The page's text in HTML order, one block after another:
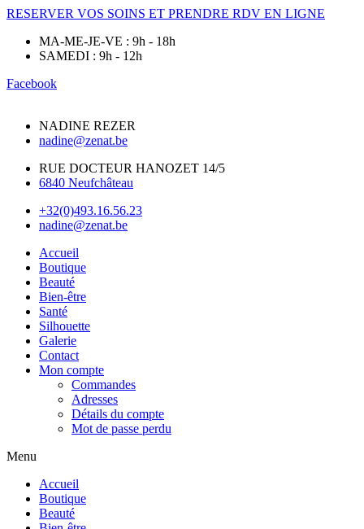
RESERVER VOS SOINS ET PRENDRE RDV EN LIGNE
MA-ME-JE-VE : 9h - 18h
SAMEDI : 9h - 12h
Facebook
NADINE REZER
nadine@zenat.be
RUE DOCTEUR HANOZET 14/5
6840 Neufchâteau
+32(0)493.16.56.23
nadine@zenat.be
Accueil
Boutique
Beauté
Bien-être
Santé
Silhouette
Galerie
Contact
Mon compte
Commandes
Adresses
Détails du compte
Mot de passe perdu
Menu
Accueil
Boutique
Beauté